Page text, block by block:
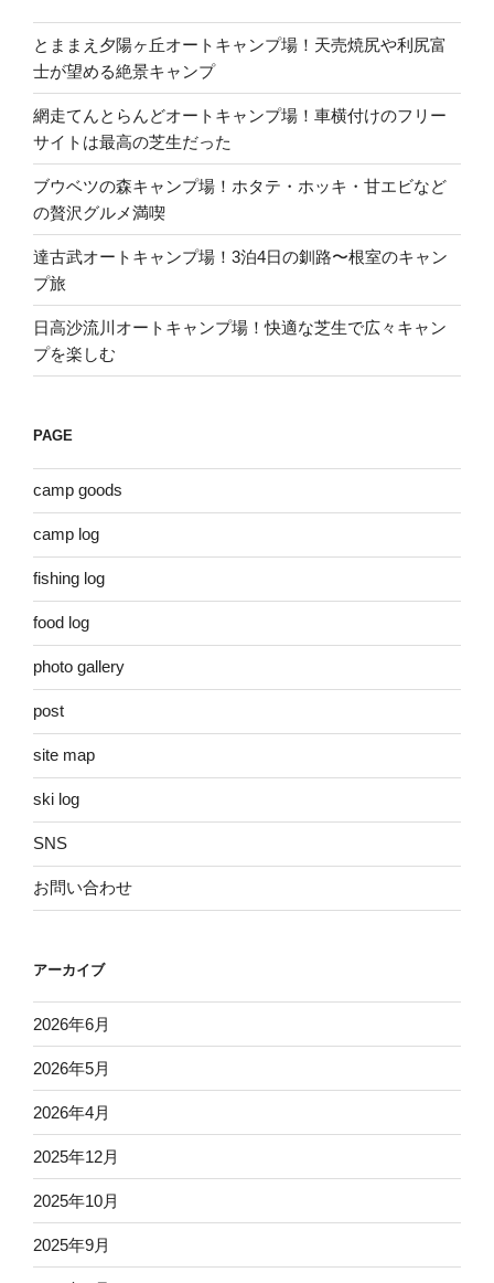
とままえ夕陽ヶ丘オートキャンプ場！天売焼尻や利尻富
士が望める絶景キャンプ
網走てんとらんどオートキャンプ場！車横付けのフリー
サイトは最高の芝生だった
ブウベツの森キャンプ場！ホタテ・ホッキ・甘エビなど
の贅沢グルメ満喫
達古武オートキャンプ場！3泊4日の釧路〜根室のキャン
プ旅
日高沙流川オートキャンプ場！快適な芝生で広々キャン
プを楽しむ
PAGE
camp goods
camp log
fishing log
food log
photo gallery
post
site map
ski log
SNS
お問い合わせ
アーカイブ
2026年6月
2026年5月
2026年4月
2025年12月
2025年10月
2025年9月